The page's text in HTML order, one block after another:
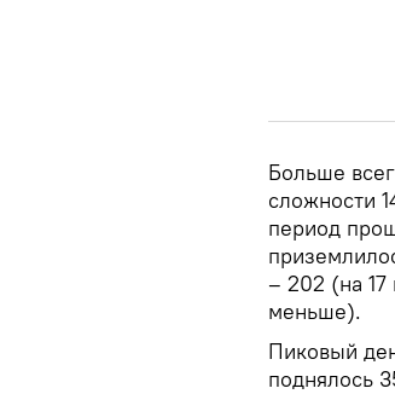
Больше
сложности
период
– 202 (на
меньше).
Пиковый
поднялось